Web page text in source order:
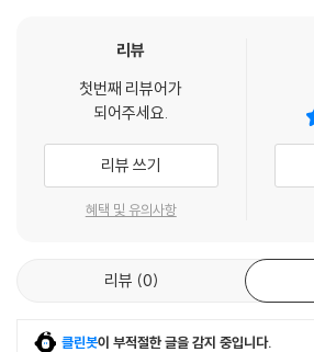
리뷰
첫번째 리뷰어가
되어주세요.
리뷰 쓰기
혜택 및 유의사항
리뷰 0
클린봇이 부적절한 글을 감지 중입니다.